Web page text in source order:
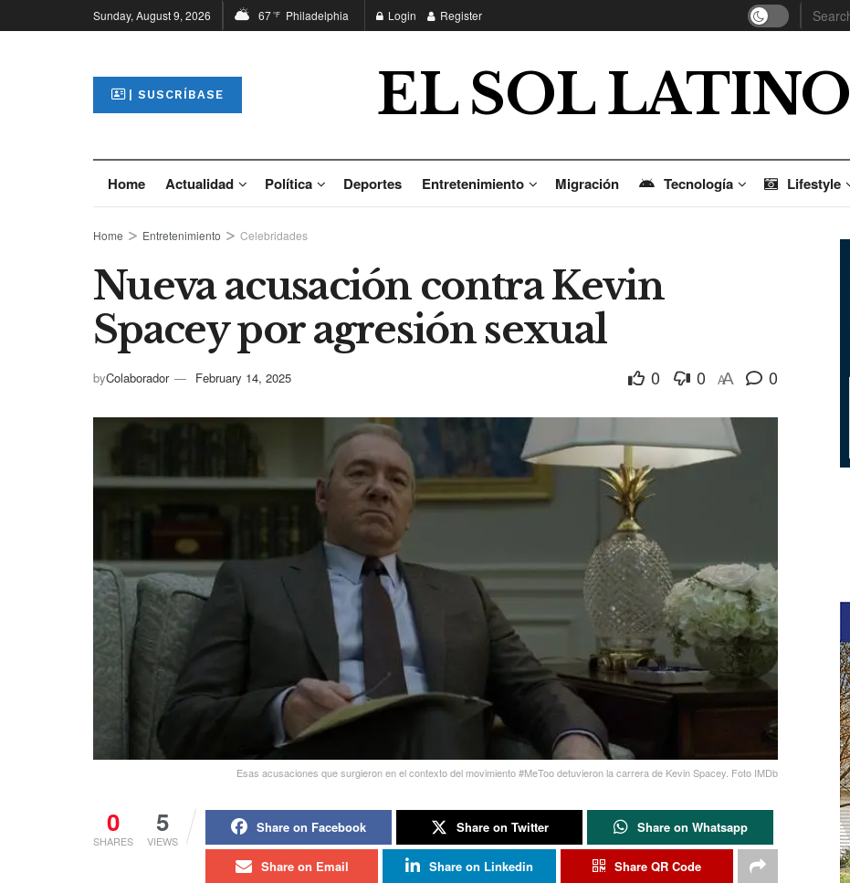
Sunday, August 9, 2026 67°F Philadelphia Login Register
| SUSCRÍBASE EL SOL LATINO
Home Actualidad Política Deportes Entretenimiento Migración Tecnología Lifestyle
Home Entretenimiento Celebridades
Nueva acusación contra Kevin
Spacey por agresión sexual
byColaborador February 14, 2025 0 0 AA 0
Esas acusaciones que surgieron en el contexto del movimiento #MeToo detuvieron la carrera de Kevin Spacey. Foto IMDb
0
SHARES
5
VIEWS
Share on Facebook Share on Twitter Share on Whatsapp
Share on Email Share on Linkedin Share QR Code